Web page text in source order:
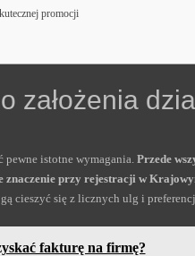
promocji
założenia
pewne istotne wymagania. Przede
znaczenie przy rejestracji w
cieszyć się z licznych ulg i
fakturę na firmę?